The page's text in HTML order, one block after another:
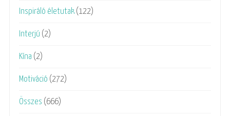
Inspiráló életutak (122)
Interjú (2)
Kína (2)
Motiváció (272)
Összes (666)